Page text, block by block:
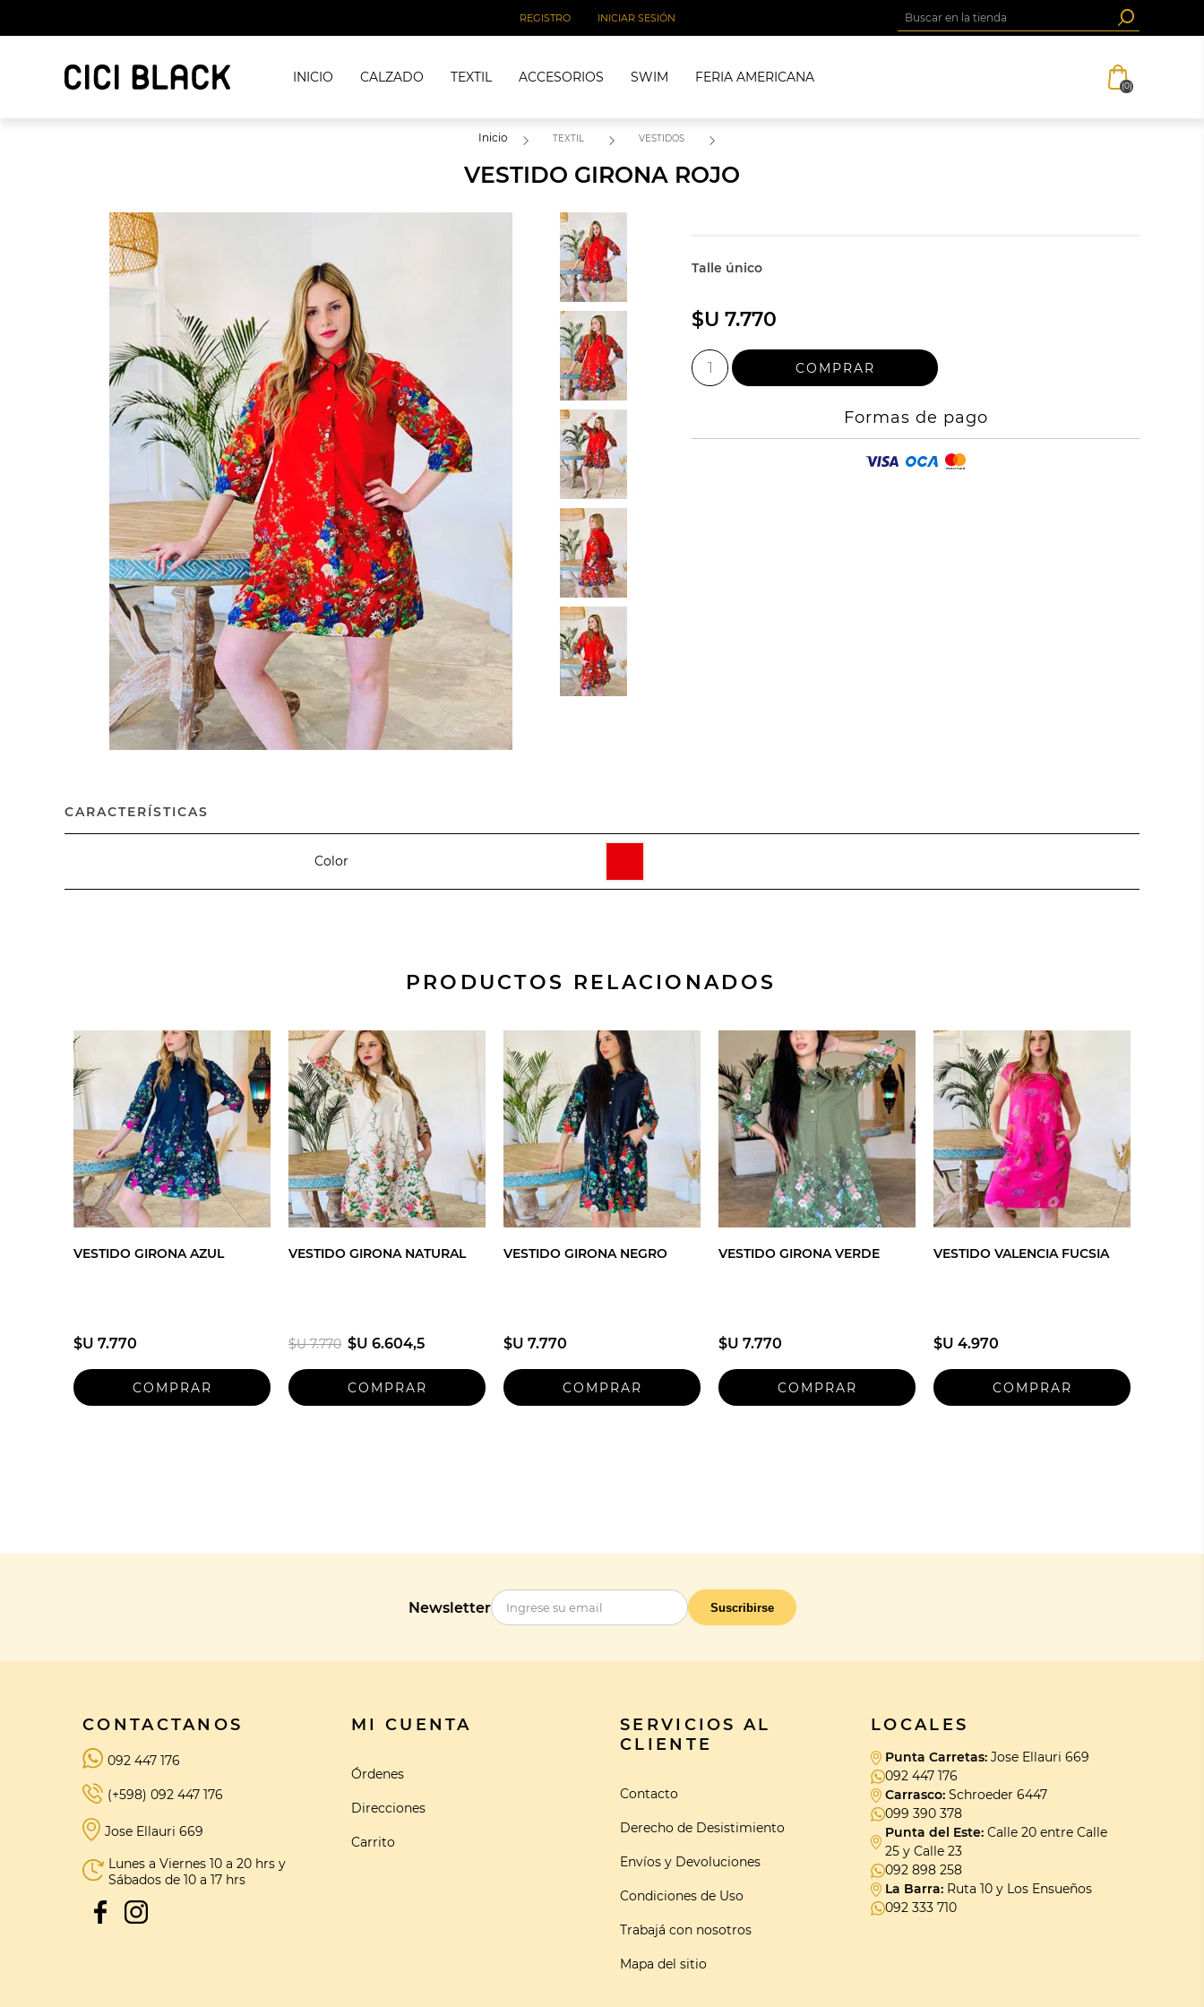
REGISTRO INICIAR SESIÓN
INICIO CALZADO TEXTIL ACCESORIOS SWIM FERIA AMERICANA
(0)
Inicio TEXTIL VESTIDOS
VESTIDO GIRONA ROJO
Talle único
$U 7.770
Formas de pago
CARACTERÍSTICAS
Color
PRODUCTOS RELACIONADOS
VESTIDO GIRONA AZUL
$U 7.770
VESTIDO GIRONA NATURAL
$U 7.770 $U 6.604,5
VESTIDO GIRONA NEGRO
$U 7.770
VESTIDO GIRONA VERDE
$U 7.770
VESTIDO VALENCIA FUCSIA
$U 4.970
Newsletter Suscribirse
CONTACTANOS
092 447 176
(+598) 092 447 176
Jose Ellauri 669
Lunes a Viernes 10 a 20 hrs y
Sábados de 10 a 17 hrs
MI CUENTA
Órdenes
Direcciones
Carrito
SERVICIOS AL
CLIENTE
Contacto
Derecho de Desistimiento
Envíos y Devoluciones
Condiciones de Uso
Trabajá con nosotros
Mapa del sitio
LOCALES
Punta Carretas: Jose Ellauri 669
092 447 176
Carrasco: Schroeder 6447
099 390 378
Punta del Este: Calle 20 entre Calle
25 y Calle 23
092 898 258
La Barra: Ruta 10 y Los Ensueños
092 333 710